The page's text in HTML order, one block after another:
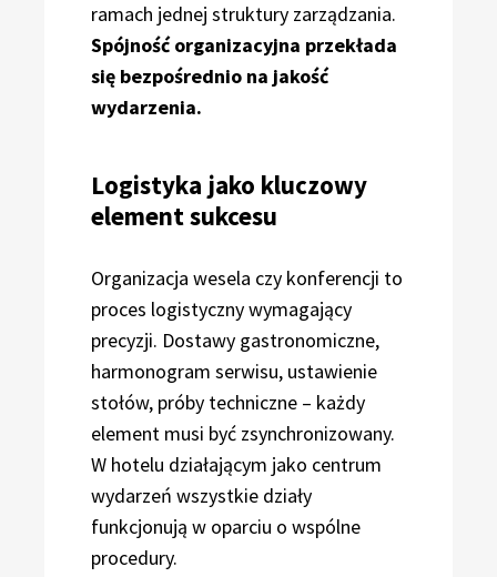
ramach jednej struktury zarządzania.
Spójność organizacyjna przekłada
się bezpośrednio na jakość
wydarzenia.
Logistyka jako kluczowy
element sukcesu
Organizacja wesela czy konferencji to
proces logistyczny wymagający
precyzji. Dostawy gastronomiczne,
harmonogram serwisu, ustawienie
stołów, próby techniczne – każdy
element musi być zsynchronizowany.
W hotelu działającym jako centrum
wydarzeń wszystkie działy
funkcjonują w oparciu o wspólne
procedury.